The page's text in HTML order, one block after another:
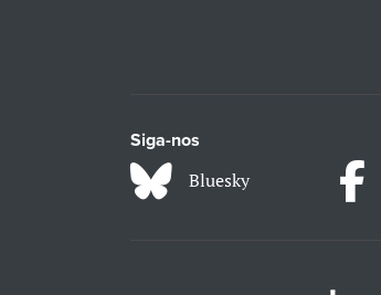
Siga-nos
Bluesky